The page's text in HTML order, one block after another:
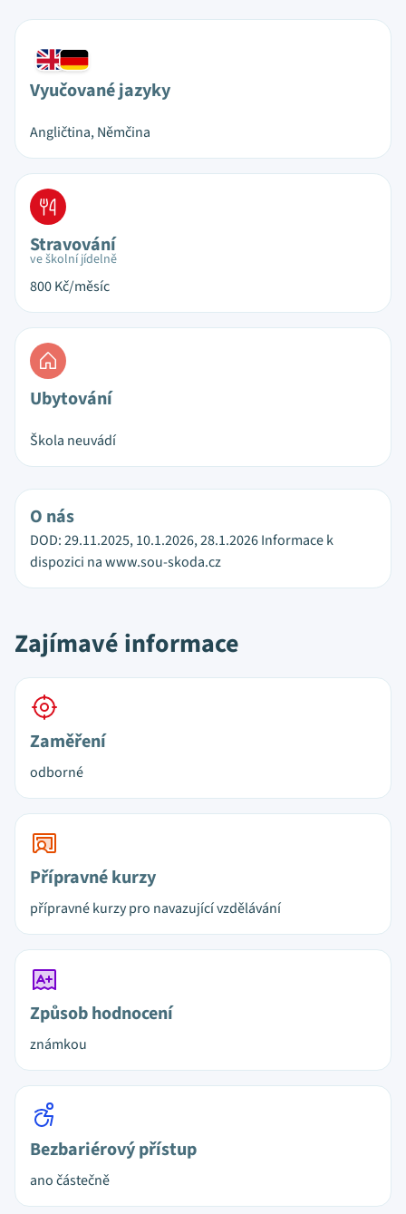
Vyučované jazyky
Angličtina, Němčina
Stravování
ve školní jídelně
800Kč/měsíc
Ubytování
Škola neuvádí
O nás
DOD: 29.11.2025, 10.1.2026, 28.1.2026 Informace k
dispozici na www.sou-skoda.cz
Zajímavé informace
Zaměření
odborné
Přípravné kurzy
přípravné kurzy pro navazující vzdělávání
Způsob hodnocení
známkou
Bezbariérový přístup
ano částečně